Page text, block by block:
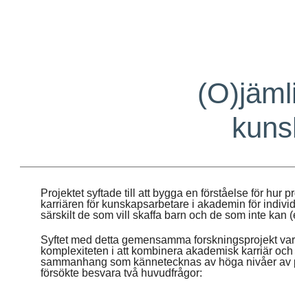
Projektet syftade till att bygga en förståelse för hur
karriären för kunskapsarbetare i akademin för
särskilt de som vill skaffa barn och de som inte kan
Syftet med detta gemensamma forskningsprojekt
komplexiteten i att kombinera akademisk karriär
sammanhang som kännetecknas av höga nivåer
försökte besvara två huvudfrågor: